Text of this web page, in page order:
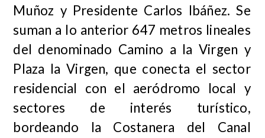
Muñoz y Presidente Carlos Ibáñez. Se
suman a lo anterior 647 metros lineales
del denominado Camino a la Virgen y
Plaza la Virgen, que conecta el sector
residencial con el aeródromo local y
sectores de interés turístico,
bordeando la Costanera del Canal